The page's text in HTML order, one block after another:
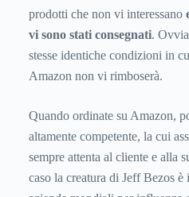
prodotti che non vi interessano
vi sono stati consegnati.
stesse identiche condizioni in
Amazon non vi rimboserà.
Quando ordinate su Amazon,
altamente competente, la cui
sempre attenta al cliente e alla
caso la creatura di Jeff Bezos